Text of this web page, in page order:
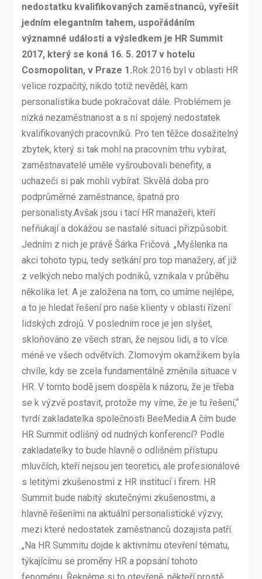
nedostatku kvalifikovaných zaměstnanců, vyřešit
jedním elegantním tahem, uspořádáním
významné události a výsledkem je HR Summit
2017, který se koná 16. 5. 2017 v hotelu
Cosmopolitan, v Praze 1.Rok 2016 byl v oblasti HR
velice rozpačitý, nikdo totiž nevěděl, kam
personalistika bude pokračovat dále. Problémem je
nízká nezaměstnanost a s ní spojený nedostatek
kvalifikovaných pracovníků. Pro ten těžce dosažitelný
zbytek, který si tak mohl na pracovním trhu vybírat,
zaměstnavatelé uměle vyšroubovali benefity, a
uchazeči si pak mohli vybírat. Skvělá doba pro
podprůměrné zaměstnance, špatná pro
personalisty.Avšak jsou i tací HR manažeři, kteří
nefňukají a dokážou se nastalé situaci přizpůsobit.
Jedním z nich je právě Šárka Fričová. „Myšlenka na
akci tohoto typu, tedy setkání pro top manažery, ať již
z velkých nebo malých podniků, vznikala v průběhu
několika let. A je založena na tom, co umíme nejlépe,
a to je hledat řešení pro naše klienty v oblasti řízení
lidských zdrojů. V posledním roce je jen slyšet,
skloňováno ze všech stran, že nejsou lidi, a to více
méně ve všech odvětvích. Zlomovým okamžikem byla
chvíle, kdy se zcela fundamentálně změnila situace v
HR. V tomto bodě jsem dospěla k názoru, že je třeba
se k výzvě postavit, protože my víme, že je tu řešení,“
tvrdí zakladatelka společnosti BeeMedia.A čím bude
HR Summit odlišný od nudných konferencí? Podle
zakladatelky to bude hlavně o odlišném přístupu
mluvčích, kteří nejsou jen teoretici, ale profesionálové
s letitými zkušenostmi z HR institucí i firem. HR
Summit bude nabitý skutečnými zkušenostmi, a
hlavně řešeními na aktuální personalistické výzvy,
mezi které nedostatek zaměstnanců dozajista patří.
„Na HR Summitu dojde k aktivnímu otevření tématu,
týkajícímu se proměny HR a popsání tohoto